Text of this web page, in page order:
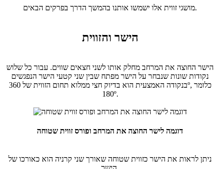
מושגי זווית אלו ישמשו אותנו בהמשך הדרך בפרקים הבאים.
הישר והזווית
הישר החוצה את המרחב מחלק אותו לשני חצאים שווים. עבור כל שלוש
נקודות שונות שנבחר על הישר מפתח שבין שני קטעי הישר הנפגשים
בנקודה האמצעית הוא בדיוק חצי ממלוא תחום הזווית של 360º, כלומר
180º.
דוגמה לישר החוצה את המרחב ופורס זווית שטוחה
ניתן לראות את הישר כזווית שטוחה שאורך שני קרניה הוא כאורכו של